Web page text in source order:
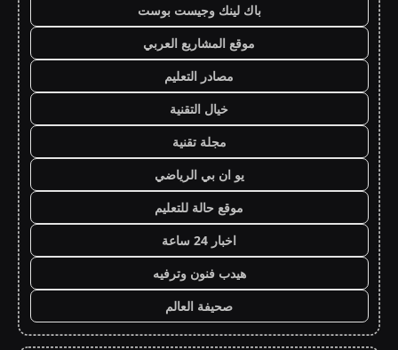
باك لينك وجيست بوست
موقع المشاريع العربي
مصادر التعليم
خيال التقنية
مجلة تقنية
يو ان بي الرياضي
موقع حالة للتعليم
اخبار 24 ساعة
هيدب فنون وترفيه
صحيفة العالم